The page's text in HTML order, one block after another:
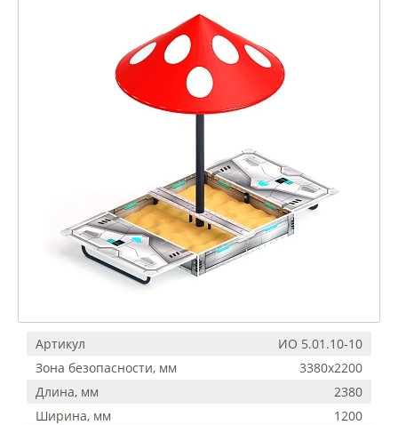
Артикул
ИО 5.01.10-10
Зона безопасности, мм
3380х2200
Длина, мм
2380
Ширина, мм
1200